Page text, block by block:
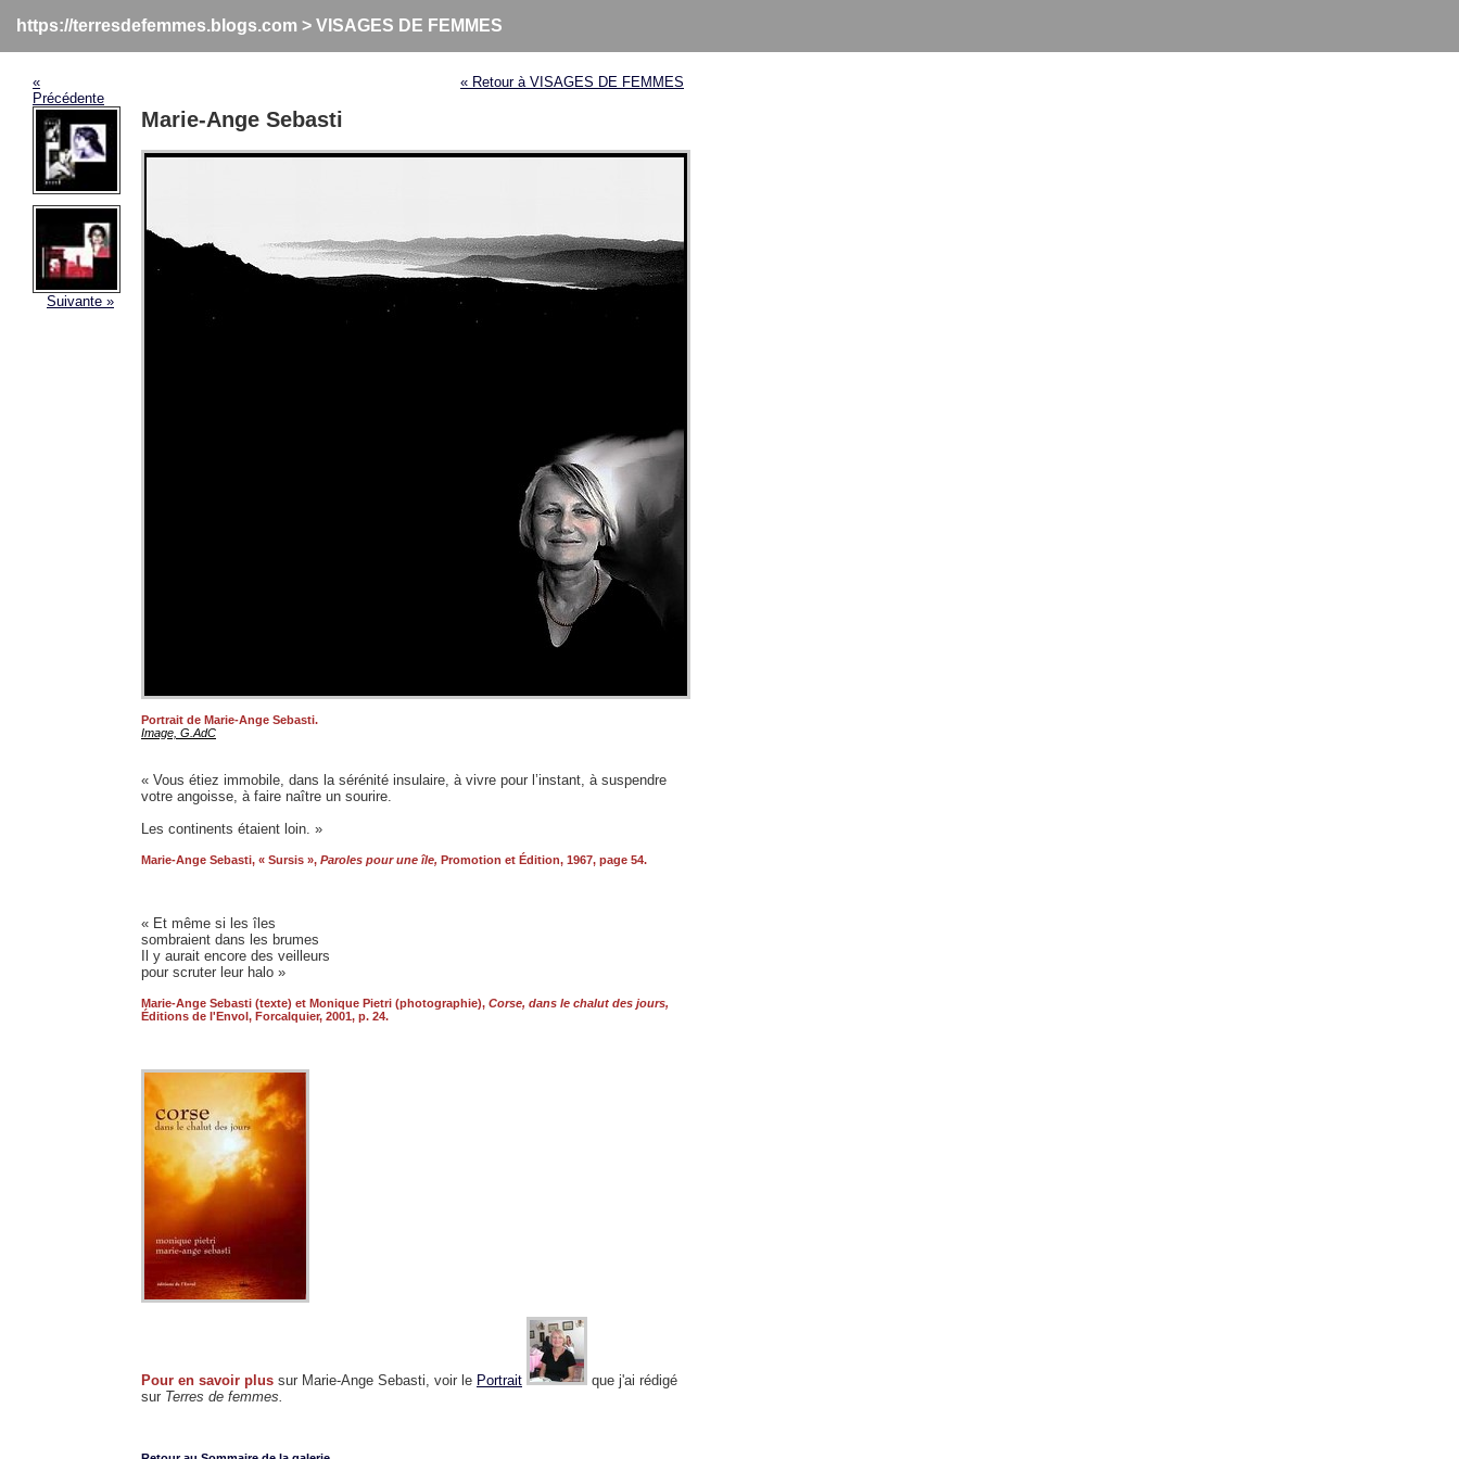
https://terresdefemmes.blogs.com > VISAGES DE FEMMES
«
Précédente
Suivante »
« Retour à VISAGES DE FEMMES
Marie-Ange Sebasti
Portrait de Marie-Ange Sebasti.
Image, G.AdC
« Vous étiez immobile, dans la sérénité insulaire, à vivre pour l’instant, à suspendre
votre angoisse, à faire naître un sourire.
Les continents étaient loin. »
Marie-Ange Sebasti, « Sursis », Paroles pour une île, Promotion et Édition, 1967, page 54.
« Et même si les îles
sombraient dans les brumes
Il y aurait encore des veilleurs
pour scruter leur halo »
Marie-Ange Sebasti (texte) et Monique Pietri (photographie), Corse, dans le chalut des jours,
Éditions de l'Envol, Forcalquier, 2001, p. 24.
Pour en savoir plus sur Marie-Ange Sebasti, voir le Portrait
que j'ai rédigé
sur Terres de femmes.